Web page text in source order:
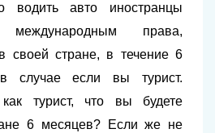
водить авто иностранцы
права,
своей стране, в течение 6
случае если вы турист.
турист, что вы будете
6 месяцев? Если же не